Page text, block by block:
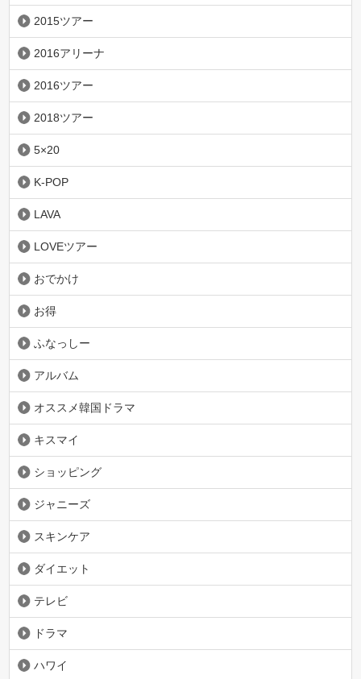
2015ツアー
2016アリーナ
2016ツアー
2018ツアー
5×20
K-POP
LAVA
LOVEツアー
おでかけ
お得
ふなっしー
アルバム
オススメ韓国ドラマ
キスマイ
ショッピング
ジャニーズ
スキンケア
ダイエット
テレビ
ドラマ
ハワイ